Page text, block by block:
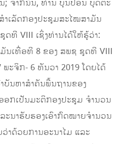
; ຈາກນັ້ນ, ທ່ານ ບຸນປອນ ບຸດຕະ
ຳເລັດກອງປະຊຸມສະໄໝສາມັນ
ທີ VIII ເຊິ່ງທ່ານໄດ້ໃຫ້ຮູ້ວ່າ:
ນເທື່ອທີ 8 ຂອງ ສພຊ ຊຸດທີ VIII
ະຈິກ- 6 ທັນວາ 2019 ໂດຍໄດ້
ບັນຫາສໍາຄັນພື້ນຖານຂອງ
ອກເປັນມະຕິກອງປະຊຸມ ຈຳນວນ
ະນາຮັບຮອງເອົາກົດໝາຍຈຳນວນ
າດ້ວຍການອະນາໄມ ແລະ